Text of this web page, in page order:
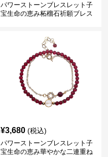
パワーストーンブレスレット子
宝生命の恵み柘榴石祈願ブレス
¥3,680 (税込)
パワーストーンブレスレット子
宝生命の恵み華やかな二連重ね